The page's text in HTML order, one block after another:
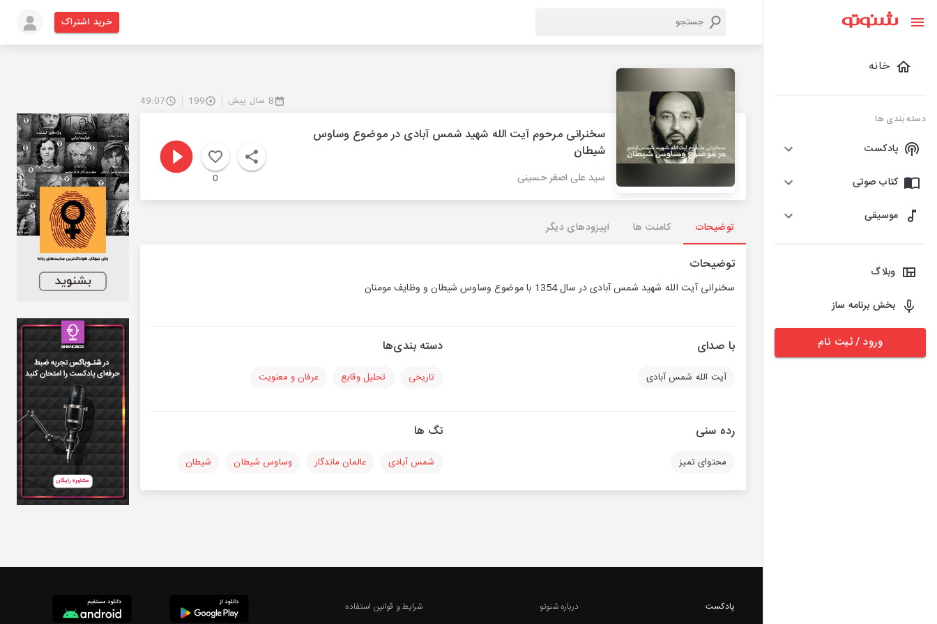
خانه
دسته بندی ها
پادکست
کتاب صوتی
موسیقی
وبلاگ
بخش برنامه ساز
ورود / ثبت نام
خرید اشتراک
8 سال پیش 199
49:07
سخنرانی مرحوم آیت الله شهید شمس آبادی در موضوع وساوس
شیطان
سید علی اصغر حسینی 0
توضیحات کامنت ها اپیزودهای دیگر
توضیحات
سخنرانی آیت الله شهید شمس آبادی در سال 1354 با موضوع وساوس شیطان و وظایف مومنان
با صدای
آیت الله شمس آبادی
دسته بندی‌ها
تاریخی تحلیل وقایع عرفان و معنویت
رده سنی
محتوای تمیز
تگ ها
شمس آبادی عالمان ماندگار وساوس شیطان شیطان
پادکست
درباره شنوتو
شرایط و قوانین استفاده